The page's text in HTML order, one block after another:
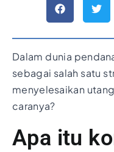
Dalam dunia
sebagai salah satu
menyelesaikan
caranya?
Apa itu